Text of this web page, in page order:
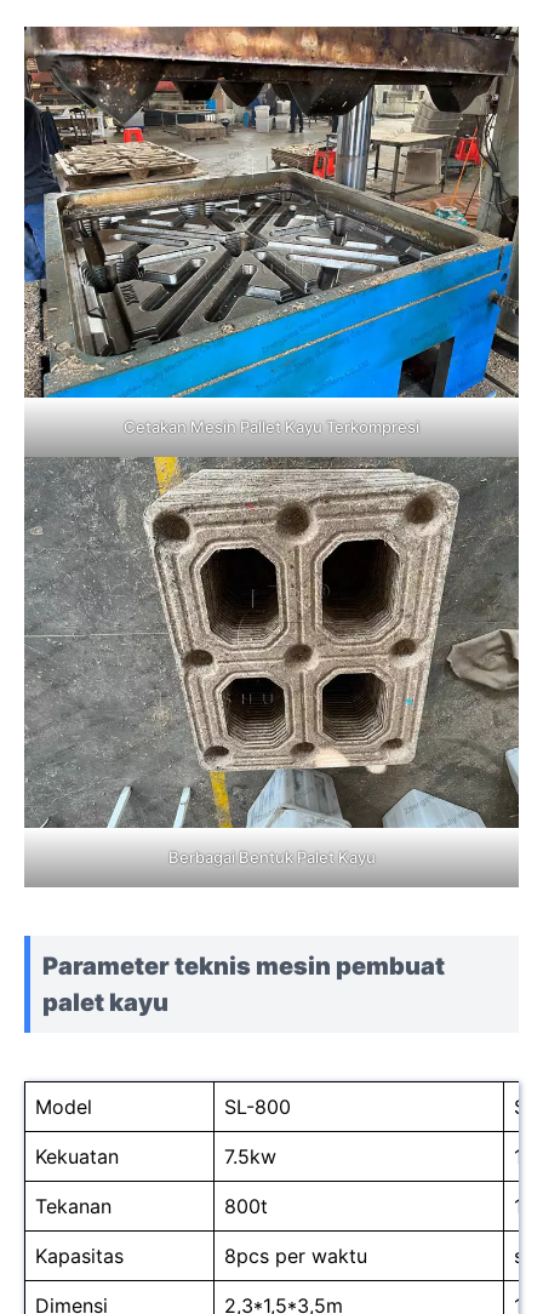
Cetakan Mesin Pallet Kayu Terkompresi
Berbagai Bentuk Palet Kayu
Parameter teknis mesin pembuat
palet kayu
Model SL-800
Kekuatan 7.5kw
Tekanan 800t
Kapasitas 8pcs per waktu
Dimensi 2,3*1,5*3,5m